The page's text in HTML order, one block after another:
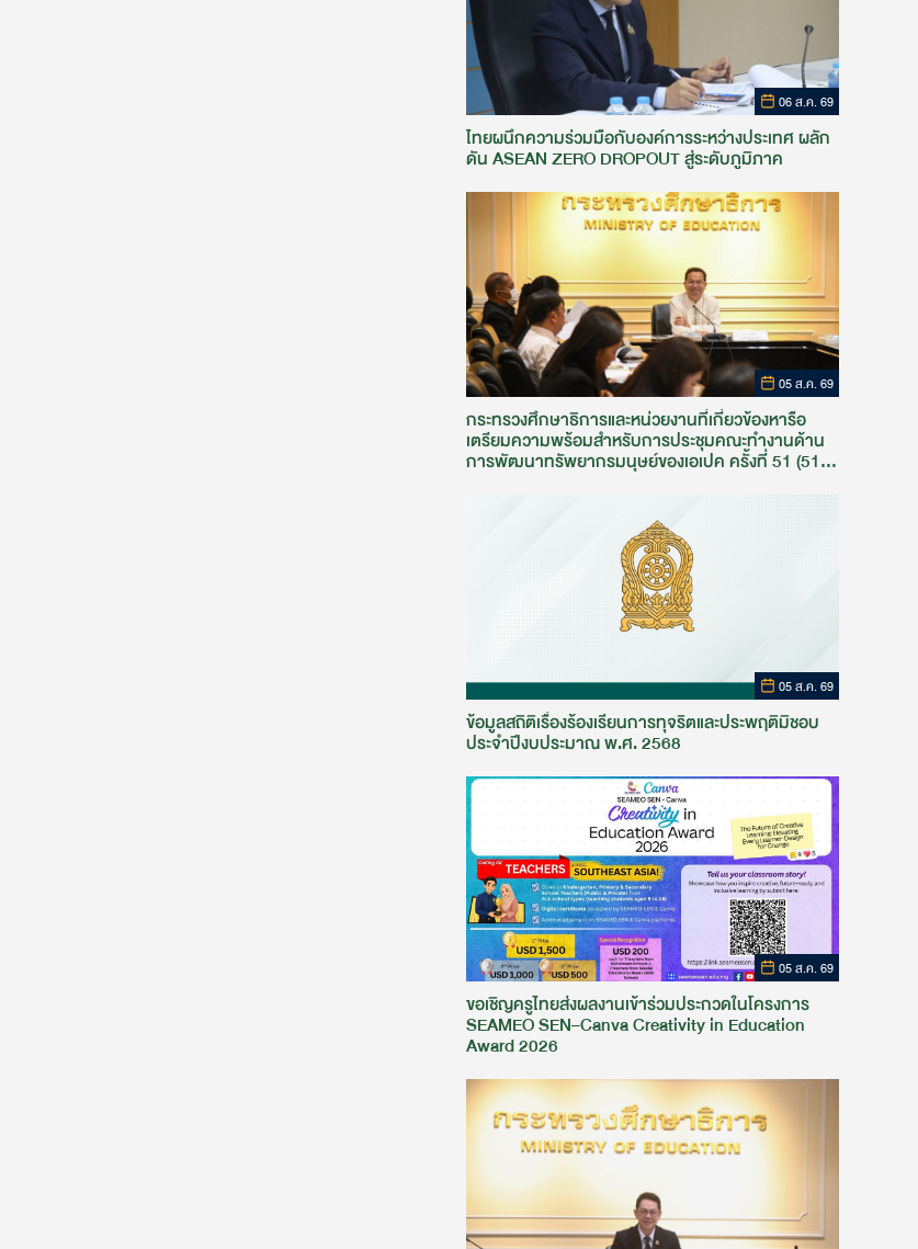
06 ส.ค. 69
ไทยผนึกความร่วมมือกับองค์การระหว่างประเทศ ผลัก
ดัน ASEAN ZERO DROPOUT สู่ระดับภูมิภาค
05 ส.ค. 69
กระทรวงศึกษาธิการและหน่วยงานที่เกี่ยวข้องหารือ
เตรียมความพร้อมสำหรับการประชุมคณะทำงานด้าน
การพัฒนาทรัพยากรมนุษย์ของเอเปค ครั้งที่ 51 (51st
05 ส.ค. 69
ข้อมูลสถิติเรื่องร้องเรียนการทุจริตและประพฤติมิชอบ
ประจำปีงบประมาณ พ.ศ. 2568
05 ส.ค. 69
ขอเชิญครูไทยส่งผลงานเข้าร่วมประกวดในโครงการ
SEAMEO SEN–Canva Creativity in Education
Award 2026